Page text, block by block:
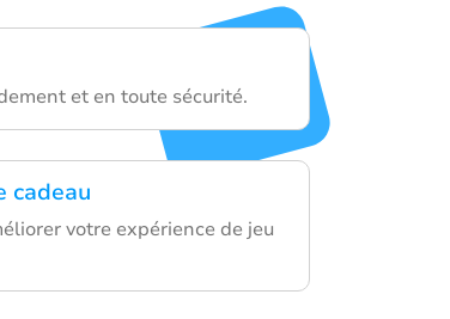
et en toute sécurité.
cadeau
votre expérience de jeu